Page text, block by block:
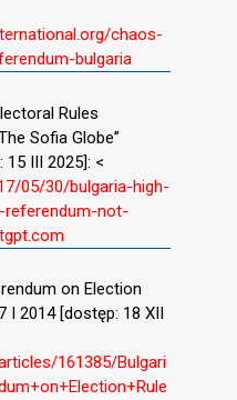
chaos-
bulgaria
Rules
Sofia Globe”
15 III 2025]: <
05/30/bulgaria-high-
not-
on Election
I 2014 [dostęp: 18 XII
161385/Bulgari